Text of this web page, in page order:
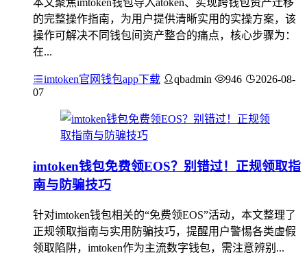
本文聚焦imtoken钱包导入atoken、实现跨钱包资产迁移
的完整操作指南，为用户提供清晰实用的实操方案，该
操作可解决不同钱包间资产整合的痛点，核心步骤为：
在...
imtoken官网钱包app下载 qbadmin 946
2026-08-
07
imtoken钱包免费领EOS？别错过！正规领取指
南与防骗技巧
针对imtoken钱包相关的“免费领EOS”活动，本文整理了
正规领取指南与实用防骗技巧，提醒用户警惕各类虚假
领取陷阱，imtoken作为主流数字钱包，需注意辨别...